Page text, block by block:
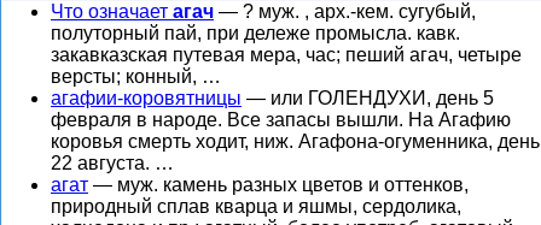
Что означает агач — ? муж. , арх.-кем. сугубый,
полуторный пай, при дележе промысла. кавк.
закавказская путевая мера, час; пеший агач, четыре
версты; конный, …
агафии-коровятницы — или ГОЛЕНДУХИ, день 5
февраля в народе. Все запасы вышли. На Агафию
коровья смерть ходит, ниж. Агафона-огуменника, день
22 августа. …
агат — муж. камень разных цветов и оттенков,
природный сплав кварца и яшмы, сердолика,